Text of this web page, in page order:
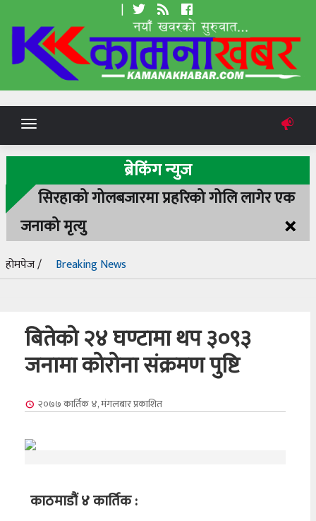
|
Toggle
navigation
ब्रेकिंग न्युज
सिरहाको गोलबजारमा प्रहरिको गोलि लागेर एक
जनाको मृत्यु
×
होमपेज / Breaking News
बितेको २४ घण्टामा थप ३०९३
जनामा कोरोना संक्रमण पुष्टि
२०७७ कार्तिक ४, मंगलबारप्रकाशित
काठमाडौं ४ कार्तिक :